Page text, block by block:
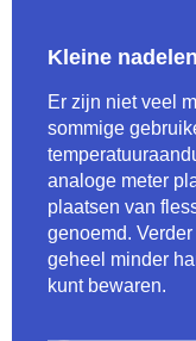
Kleine
Er zijn niet veel
sommige
analoge meter
plaatsen van
genoemd.
geheel minder
kunt bewaren.